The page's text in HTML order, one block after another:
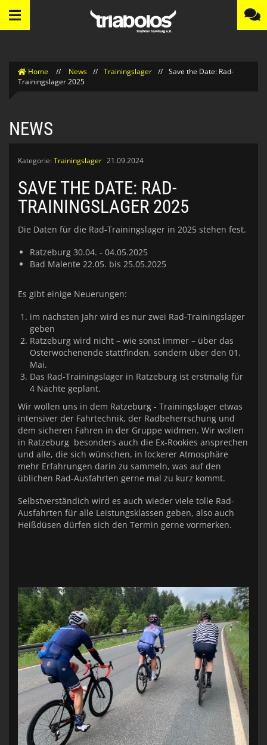
Home // News // Trainingslager // Save the Date: Rad-
Trainingslager 2025
NEWS
Kategorie:Trainingslager 21.09.2024
SAVE THE DATE: RAD-
TRAININGSLAGER 2025
Die Daten für die Rad-Trainingslager in 2025 stehen fest.
Ratzeburg 30.04. - 04.05.2025
Bad Malente 22.05. bis 25.05.2025
Es gibt einige Neuerungen:
im nächsten Jahr wird es nur zwei Rad-Trainingslager
geben
Ratzeburg wird nicht – wie sonst immer – über das
Osterwochenende stattfinden, sondern über den 01.
Mai.
Das Rad-Trainingslager in Ratzeburg ist erstmalig für
4 Nächte geplant.
Wir wollen uns in dem Ratzeburg - Trainingslager etwas
intensiver der Fahrtechnik, der Radbeherrschung und
dem sicheren Fahren in der Gruppe widmen. Wir wollen
in Ratzeburg besonders auch die Ex-Rookies ansprechen
und alle, die sich wünschen, in lockerer Atmosphäre
mehr Erfahrungen darin zu sammeln, was auf den
üblichen Rad-Ausfahrten gerne mal zu kurz kommt.
Selbstverständich wird es auch wieder viele tolle Rad-
Ausfahrten für alle Leistungsklassen geben, also auch
Heißdüsen dürfen sich den Termin gerne vormerken.